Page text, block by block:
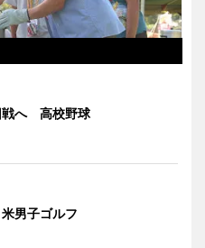
戦へ 高校野球
男子ゴルフ